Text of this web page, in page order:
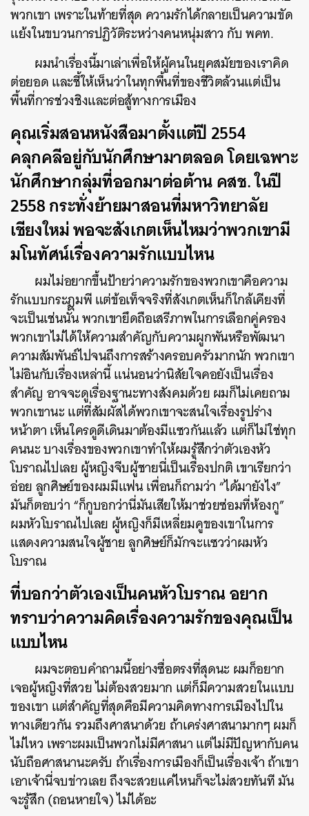
พวกเขา เพราะในท้ายที่สุด ความรักได้กลายเป็นความขัด
แย้งในขบวนการปฏิวัติระหว่างคนหนุ่มสาว กับ พคท.
ผมนำเรื่องนี้มาเล่าเพื่อให้ผู้คนในยุคสมัยของเราคิด
ต่อยอด และชี้ให้เห็นว่าในทุกพื้นที่ของชีวิตล้วนแต่เป็น
พื้นที่การช่วงชิงและต่อสู้ทางการเมือง
คุณเริ่มสอนหนังสือมาตั้งแต่ปี 2554
คลุกคลีอยู่กับนักศึกษามาตลอด โดยเฉพาะ
นักศึกษากลุ่มที่ออกมาต่อต้าน คสช. ในปี
2558 กระทั่งย้ายมาสอนที่มหาวิทยาลัย
เชียงใหม่ พอจะสังเกตเห็นไหมว่าพวกเขามี
มโนทัศน์เรื่องความรักแบบไหน
ผมไม่อยากขึ้นป้ายว่าความรักของพวกเขาคือความ
รักแบบกระฎุมพี แต่ข้อเท็จจริงที่สังเกตเห็นก็ใกล้เคียงที่
จะเป็นเช่นนั้น พวกเขายึดถือเสรีภาพในการเลือกคู่ครอง
พวกเขาไม่ได้ให้ความสำคัญกับความผูกพันหรือพัฒนา
ความสัมพันธ์ไปจนถึงการสร้างครอบครัวมากนัก พวกเขา
ไม่อินกับเรื่องเหล่านี้ แน่นอนว่านิสัยใจคอยังเป็นเรื่อง
สำคัญ อาจจะดูเรื่องฐานะทางสังคมด้วย ผมก็ไม่เคยถาม
พวกเขานะ แต่ที่สัมผัสได้พวกเขาจะสนใจเรื่องรูปร่าง
หน้าตา เห็นใครดูดีเดินมาต้องมีแซวกันแล้ว แต่ก็ไม่ใช่ทุก
คนนะ บางเรื่องของพวกเขาทำให้ผมรู้สึกว่าตัวเองหัว
โบราณไปเลย ผู้หญิงจีบผู้ชายนี่เป็นเรื่องปกติ เขาเรียกว่า
อ่อย ลูกศิษย์ของผมมีแฟน เพื่อนก็ถามว่า “ได้มายังไง”
มันก็ตอบว่า “ก็กูบอกว่านี่มันเสียให้มาช่วยซ่อมที่ห้องกู”
ผมหัวโบราณไปเลย ผู้หญิงก็มีเหลี่ยมคูของเขาในการ
แสดงความสนใจผู้ชาย ลูกศิษย์ก็มักจะแซวว่าผมหัว
โบราณ
ที่บอกว่าตัวเองเป็นคนหัวโบราณ อยาก
ทราบว่าความคิดเรื่องความรักของคุณเป็น
แบบไหน
ผมจะตอบคำถามนี้อย่างซื่อตรงที่สุดนะ ผมก็อยาก
เจอผู้หญิงที่สวย ไม่ต้องสวยมาก แต่ก็มีความสวยในแบบ
ของเขา แต่สำคัญที่สุดคือมีความคิดทางการเมืองไปใน
ทางเดียวกัน รวมถึงศาสนาด้วย ถ้าเคร่งศาสนามากๆ ผมก็
ไม่ไหว เพราะผมเป็นพวกไม่มีศาสนาแต่ไม่มีปัญหากับคน
นับถือศาสนานะครับ ถ้าเรื่องการเมืองก็เป็นเรื่องเจ้า ถ้าเขา
เอาเจ้านี่จบข่าวเลย ถึงจะสวยแค่ไหนก็จะไม่สวยทันที มัน
จะรู้สึก (ถอนหายใจ) ไม่ได้อะ